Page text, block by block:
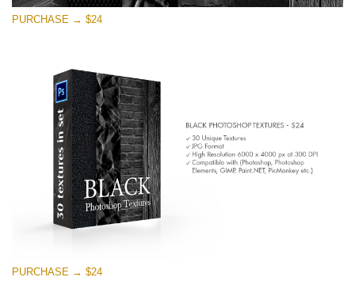
Stažení zdarma
PURCHASE → $24
PURCHASE → $24